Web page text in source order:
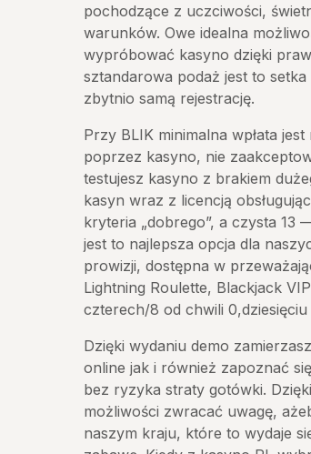
pochodzące z uczciwości,
warunków. Owe idealna
wypróbować kasyno dzięki
sztandarowa podaż jest to
zbytnio samą rejestrację.
Przy BLIK minimalna wpłata jest
poprzez kasyno, nie
testujesz kasyno z brakiem
kasyn wraz z licencją
kryteria „dobrego”, a czysta 13
jest to najlepsza opcja dla
prowizji, dostępna w
Lightning Roulette, Blackjack
czterech/8 od chwili 0,dziesięciu
Dzięki wydaniu demo
online jak i również zapoznać
bez ryzyka straty gotówki.
możliwości zwracać uwagę,
naszym kraju, które to wydaje